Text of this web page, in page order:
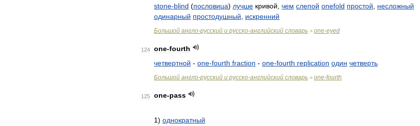
stone-blind (пословица) лучше кривой чем слепой onefold простой
несложный
одинарный простодушный искренний
Большой англо-русский и русско-английский словарь > one-eyed
124 one-fourth
четвертной - one-fourth fraction - one-fourth replication один четверть
Большой англо-русский и русско-английский словарь > one-fourth
125 one-pass
1) однократный